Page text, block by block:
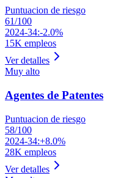
Puntuacion de riesgo
61/100
2024-34:-2.0%
15K empleos
Ver detalles
Muy alto
Agentes de Patentes
Puntuacion de riesgo
58/100
2024-34:+8.0%
28K empleos
Ver detalles